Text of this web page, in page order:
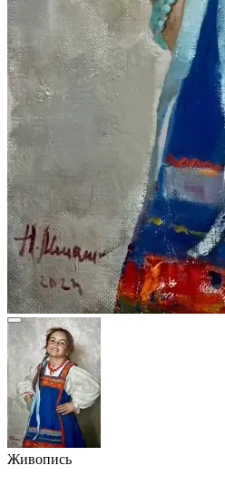
Живопись